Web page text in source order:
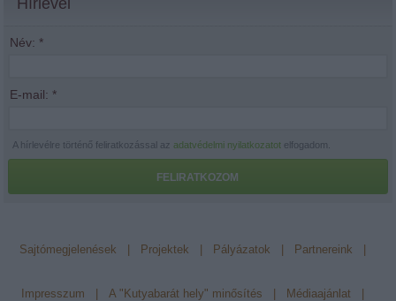
Hírlevél
Név: *
E-mail: *
A hírlevélre történő feliratkozással azadatvédelmi nyilatkozatot elfogadom.
FELIRATKOZOM
Sajtómegjelenések Projektek Pályázatok Partnereink
Impresszum A "Kutyabarát hely" minősítés Médiaajánlat